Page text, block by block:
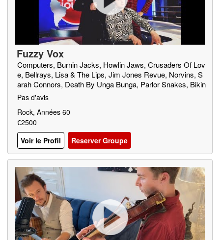
Fuzzy Vox
Computers, Burnin Jacks, Howlin Jaws, Crusaders Of Lov
e, Bellrays, Lisa & The Lips, Jim Jones Revue, Norvins, S
arah Connors, Death By Unga Bunga, Parlor Snakes, Bikin
i Machine, Niki Demiller, Whacks, Fabulous Sheep, Grys G
Pas d'avis
Rock, Années 60
€2500
Voir le Profil
Reserver Groupe